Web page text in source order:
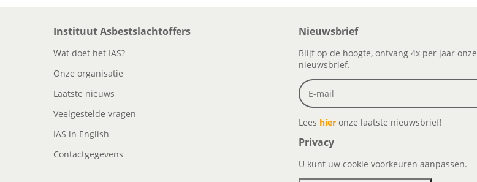
Instituut Asbestslachtoffers
Wat doet het IAS?
Onze organisatie
Laatste nieuws
Veelgestelde vragen
IAS in English
Contactgegevens
Nieuwsbrief
Blijf op de hoogte, ontvang 4x per jaar onze
nieuwsbrief.
Lees hier onze laatste nieuwsbrief!
Privacy
U kunt uw cookie voorkeuren aanpassen.